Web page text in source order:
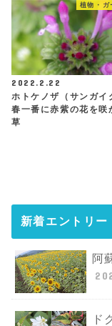
植物・ガ
2022.2.22
ホトケノザ（サンガ
春一番に赤紫の花を咲
草
新着エントリー
阿
ド